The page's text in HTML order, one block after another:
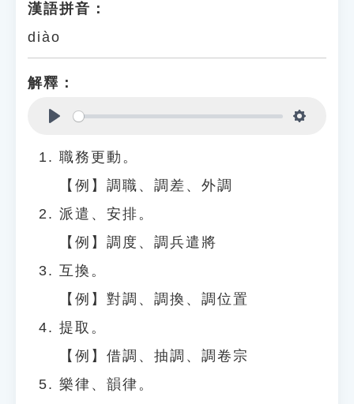
漢語拼音：
diào
解釋：
職務更動。
【例】調職、調差、外調
派遣、安排。
【例】調度、調兵遣將
互換。
【例】對調、調換、調位置
提取。
【例】借調、抽調、調卷宗
樂律、韻律。